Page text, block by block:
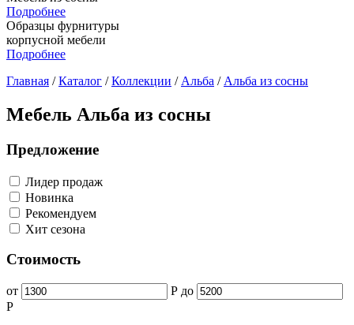
Подробнее
Образцы фурнитуры
корпусной мебели
Подробнее
Главная /Каталог /Коллекции / Альба / Альба из сосны
Мебель Альба из сосны
Предложение
Лидер продаж
Новинка
Рекомендуем
Хит сезона
Стоимость
от Р до
Р